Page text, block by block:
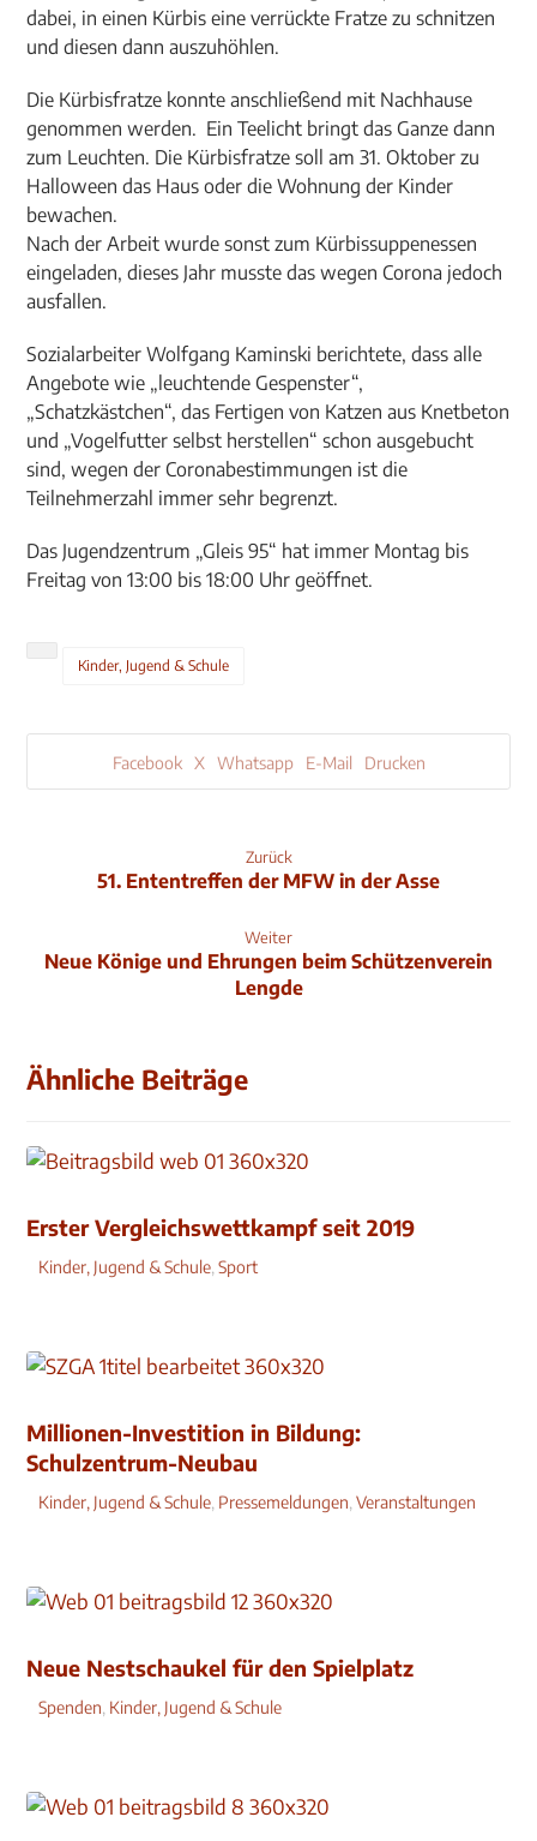
dabei, in einen Kürbis eine verrückte Fratze zu schnitzen
und diesen dann auszuhöhlen.
Die Kürbisfratze konnte anschließend mit Nachhause
genommen werden. Ein Teelicht bringt das Ganze dann
zum Leuchten. Die Kürbisfratze soll am 31. Oktober zu
Halloween das Haus oder die Wohnung der Kinder
bewachen.
Nach der Arbeit wurde sonst zum Kürbissuppenessen
eingeladen, dieses Jahr musste das wegen Corona jedoch
ausfallen.
Sozialarbeiter Wolfgang Kaminski berichtete, dass alle
Angebote wie „leuchtende Gespenster“,
„Schatzkästchen“, das Fertigen von Katzen aus Knetbeton
und „Vogelfutter selbst herstellen“ schon ausgebucht
sind, wegen der Coronabestimmungen ist die
Teilnehmerzahl immer sehr begrenzt.
Das Jugendzentrum „Gleis 95“ hat immer Montag bis
Freitag von 13:00 bis 18:00 Uhr geöffnet.
Kinder, Jugend & Schule
Facebook X Whatsapp E-Mail Drucken
Zurück
51. Ententreffen der MFW in der Asse
Weiter
Neue Könige und Ehrungen beim Schützenverein
Lengde
Ähnliche Beiträge
Erster Vergleichswettkampf seit 2019
Kinder, Jugend & Schule,Sport
Millionen-Investition in Bildung:
Schulzentrum-Neubau
Kinder, Jugend & Schule, Pressemeldungen,Veranstaltungen
Neue Nestschaukel für den Spielplatz
Spenden, Kinder, Jugend & Schule